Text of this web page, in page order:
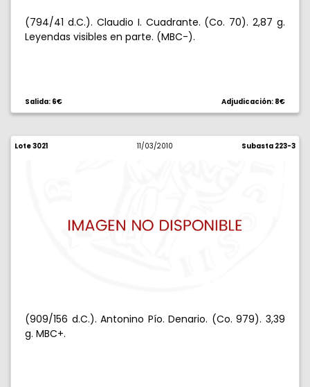
(794/41 d.C.). Claudio I. Cuadrante. (Co. 70). 2,87 g.
Leyendas visibles en parte. (MBC-).
Salida: 6€ Adjudicación: 8€
Lote 3021 11/03/2010 Subasta 223-3
(909/156 d.C.). Antonino Pío. Denario. (Co. 979). 3,39
g. MBC+.